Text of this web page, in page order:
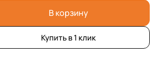
В корзину
Купить в 1 клик